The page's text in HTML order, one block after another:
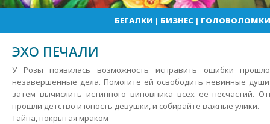
БЕГАЛКИ | БИЗНЕС| ГОЛОВОЛОМКИ
ЭХО ПЕЧАЛИ
У Розы появилась возможность исправить ошибки
незавершенные дела. Помогите ей освободить невинные
затем вычислить истинного виновника всех ее несчастий.
прошли детство и юность девушки, и собирайте важные улики.
Тайна, покрытая мраком